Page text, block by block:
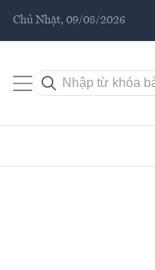
Chủ Nhật, 09/08/2026